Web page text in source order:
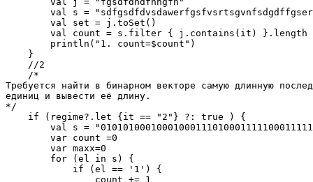
val s =
        val set = j.toSet()
        val count = s.filter { j.contains(it) }.length
        println("1. count=$count")
    }
    //2
    /*
Требуется найти в бинарном векторе самую длинную
единиц и вывести её длину.
*/
    if (regime?.let {it == "2"} ?: true ) {
val s =
        var count =0
        var maxx=0
        for (el in s) {
            if (el == '1') {
                count += 1